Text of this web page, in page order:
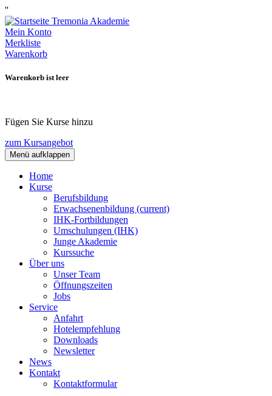
''
Mein Konto
Merkliste
Warenkorb
Warenkorb ist leer
Fügen Sie Kurse hinzu
zum Kursangebot
Menü aufklappen
Home
Kurse
Berufsbildung
Erwachsenenbildung (current)
IHK-Fortbildungen
Umschulungen (IHK)
Junge Akademie
Kurssuche
Über uns
Unser Team
Öffnungszeiten
Jobs
Service
Anfahrt
Hotelempfehlung
Downloads
Newsletter
News
Kontakt
Kontaktformular